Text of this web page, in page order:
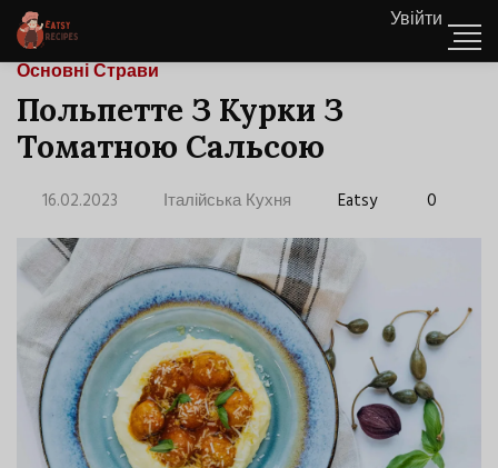
Увійти
Основні Страви
Польпетте З Курки З
Томатною Сальсою
16.02.2023 Італійська Кухня Eatsy 0